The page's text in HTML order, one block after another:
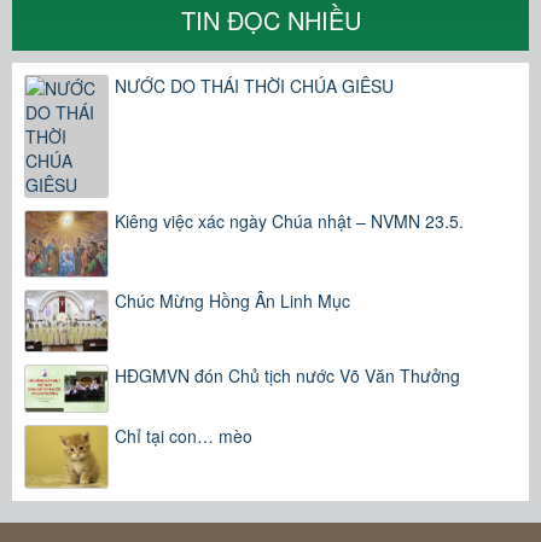
TIN ĐỌC NHIỀU
NƯỚC DO THÁI THỜI CHÚA GIÊSU
Kiêng việc xác ngày Chúa nhật – NVMN 23.5.
Chúc Mừng Hồng Ân Linh Mục
HĐGMVN đón Chủ tịch nước Võ Văn Thưởng
Chỉ tại con… mèo